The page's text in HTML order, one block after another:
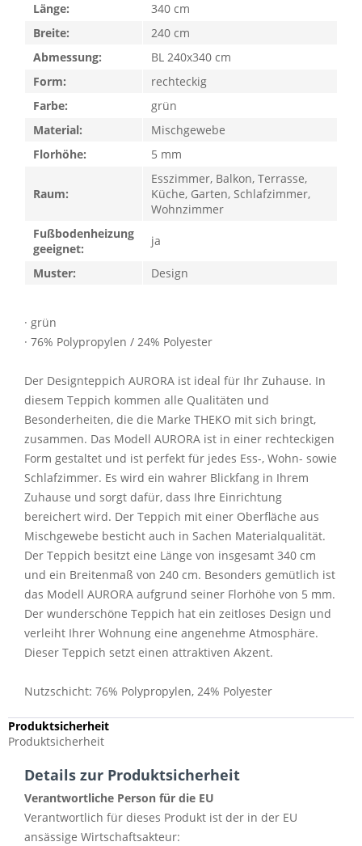
· grün
· 76% Polypropylen / 24% Polyester
Der Designteppich AURORA ist ideal für Ihr Zuhause. In
diesem Teppich kommen alle Qualitäten und
Besonderheiten, die die Marke THEKO mit sich bringt,
zusammen. Das Modell AURORA ist in einer rechteckigen
Form gestaltet und ist perfekt für jedes Ess-, Wohn- sowie
Schlafzimmer. Es wird ein wahrer Blickfang in Ihrem
Zuhause und sorgt dafür, dass Ihre Einrichtung
bereichert wird. Der Teppich mit einer Oberfläche aus
Mischgewebe besticht auch in Sachen Materialqualität.
Der Teppich besitzt eine Länge von insgesamt 340 cm
und ein Breitenmaß von 240 cm. Besonders gemütlich ist
das Modell AURORA aufgrund seiner Florhöhe von 5 mm.
Der wunderschöne Teppich hat ein zeitloses Design und
verleiht Ihrer Wohnung eine angenehme Atmosphäre.
Dieser Teppich setzt einen attraktiven Akzent.
Nutzschicht: 76% Polypropylen, 24% Polyester
Länge:
340 cm
Breite:
240 cm
Abmessung:
BL 240x340 cm
Form:
rechteckig
Farbe:
grün
Material:
Mischgewebe
Florhöhe:
5 mm
Raum:
Esszimmer, Balkon, Terrasse,
Küche, Garten, Schlafzimmer,
Wohnzimmer
Fußbodenheizung
geeignet:
ja
Muster: Design
Produktsicherheit
Produktsicherheit
Details zur Produktsicherheit
Verantwortliche Person für die EU
Verantwortlich für dieses Produkt ist der in der EU
ansässige Wirtschaftsakteur: